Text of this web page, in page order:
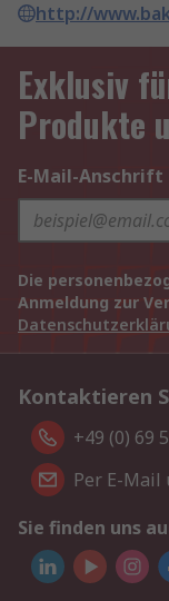
http://
Exklusiv
Produkte
E-Mail-Anschrift
Die
Anmeldung zur
Kontaktieren
+49 (0) 69
Per E-
Sie finden uns